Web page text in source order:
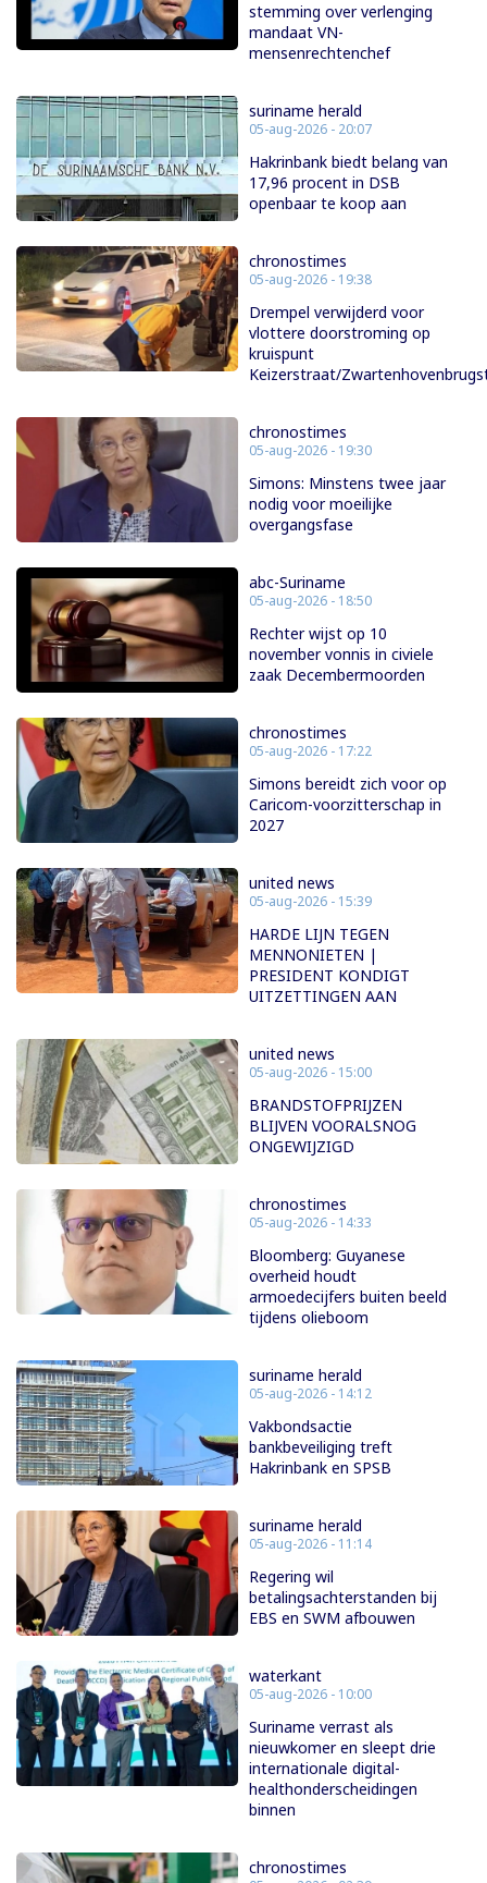
stemming over verlenging
mandaat VN-
mensenrechtenchef
suriname herald
05-aug-2026 - 20:07
Hakrinbank biedt belang van
17,96 procent in DSB
openbaar te koop aan
chronostimes
05-aug-2026 - 19:38
Drempel verwijderd voor
vlottere doorstroming op
kruispunt
Keizerstraat/
chronostimes
05-aug-2026 - 19:30
Simons: Minstens twee jaar
nodig voor moeilijke
overgangsfase
abc-Suriname
05-aug-2026 - 18:50
Rechter wijst op 10
november vonnis in civiele
zaak Decembermoorden
chronostimes
05-aug-2026 - 17:22
Simons bereidt zich voor op
Caricom-voorzitterschap in
2027
united news
05-aug-2026 - 15:39
HARDE LIJN TEGEN
MENNONIETEN |
PRESIDENT KONDIGT
UITZETTINGEN AAN
united news
05-aug-2026 - 15:00
BRANDSTOFPRIJZEN
BLIJVEN VOORALSNOG
ONGEWIJZIGD
chronostimes
05-aug-2026 - 14:33
Bloomberg: Guyanese
overheid houdt
armoedecijfers buiten beeld
tijdens olieboom
suriname herald
05-aug-2026 - 14:12
Vakbondsactie
bankbeveiliging treft
Hakrinbank en SPSB
suriname herald
05-aug-2026 - 11:14
Regering wil
betalingsachterstanden bij
EBS en SWM afbouwen
waterkant
05-aug-2026 - 10:00
Suriname verrast als
nieuwkomer en sleept drie
internationale digital-
healthonderscheidingen
binnen
chronostimes